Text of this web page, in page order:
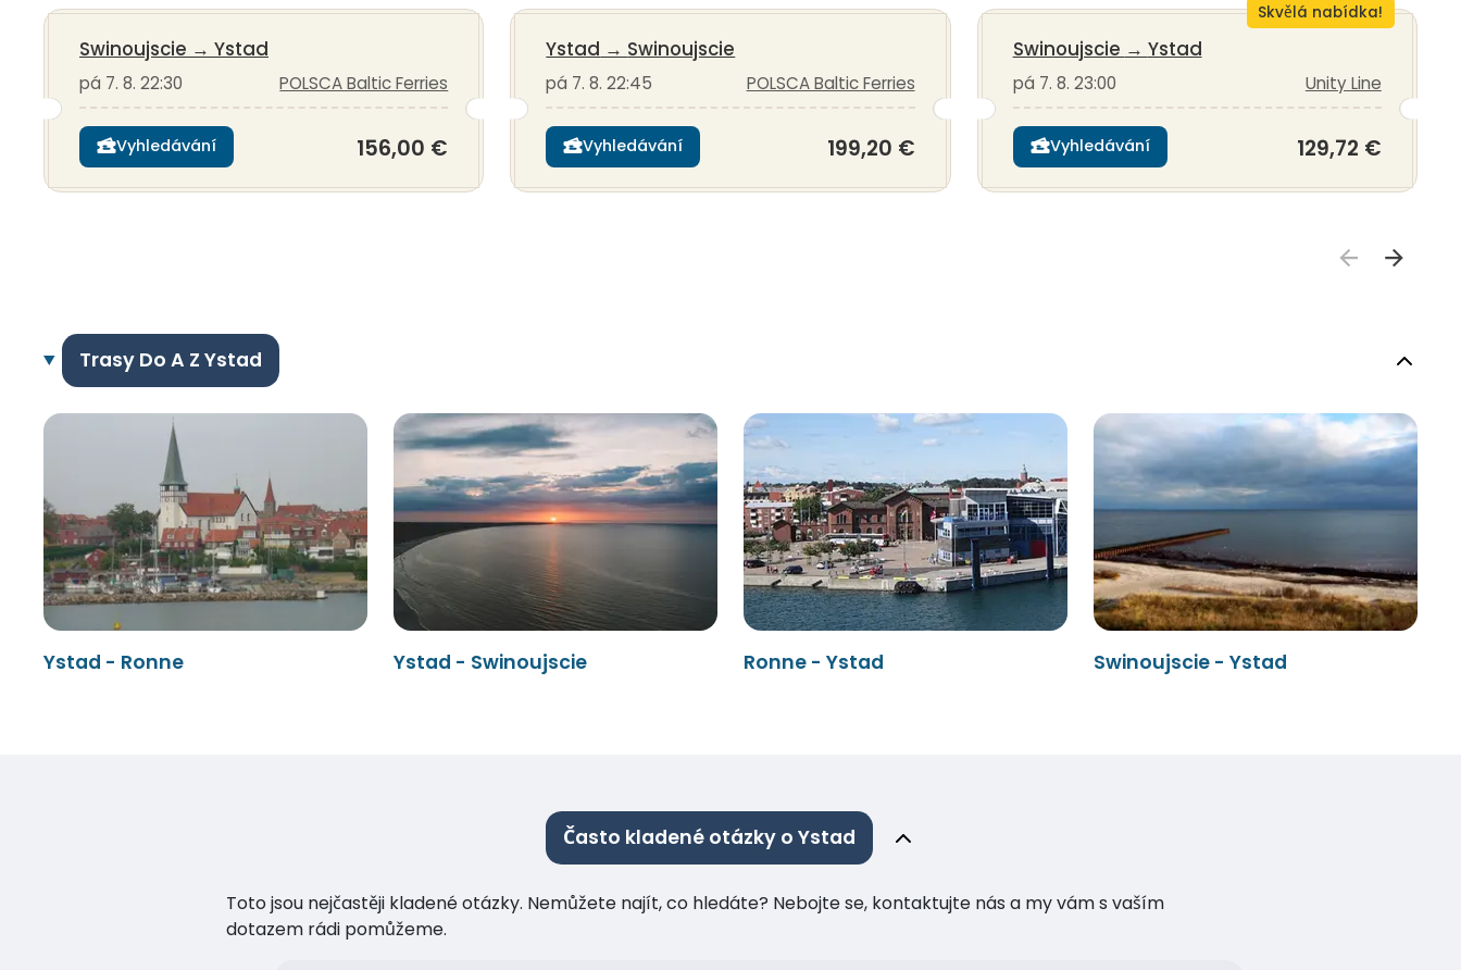
Swinoujscie → Ystad
pá 7. 8. 22:30 POLSCA Baltic Ferries
Vyhledávání 156,00 €
Ystad → Swinoujscie
pá 7. 8. 22:45 POLSCA Baltic Ferries
Vyhledávání 199,20 €
Skvělá nabídka!
Swinoujscie → Ystad
pá 7. 8. 23:00 Unity Line
Vyhledávání 129,72 €
Trasy Do A Z Ystad
Ystad - Ronne Ystad - Swinoujscie Ronne - Ystad Swinoujscie - Ystad
Často kladené otázky o Ystad
Toto jsou nejčastěji kladené otázky. Nemůžete najít, co hledáte? Nebojte se, kontaktujte nás a my vám s vaším
dotazem rádi pomůžeme.